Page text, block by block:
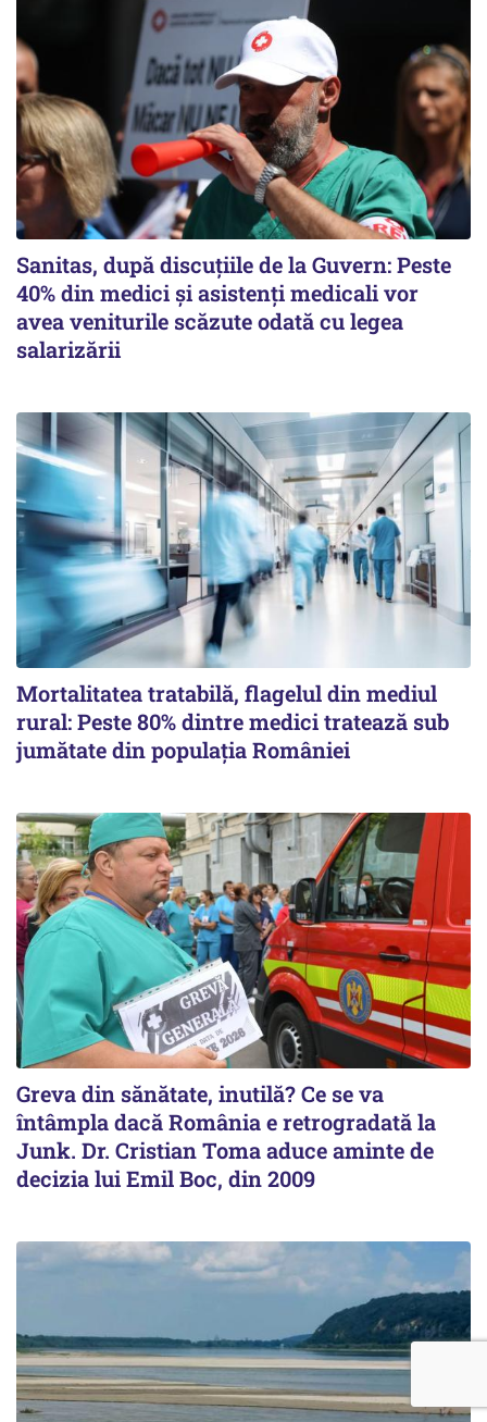
Sanitas, după discuțiile de la Guvern: Peste
40% din medici și asistenți medicali vor
avea veniturile scăzute odată cu legea
salarizării
Mortalitatea tratabilă, flagelul din mediul
rural: Peste 80% dintre medici tratează sub
jumătate din populația României
Greva din sănătate, inutilă? Ce se va
întâmpla dacă România e retrogradată la
Junk. Dr. Cristian Toma aduce aminte de
decizia lui Emil Boc, din 2009